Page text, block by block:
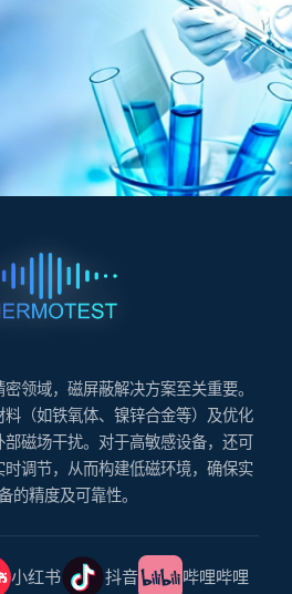
领域，磁屏蔽解决方案至关重要。
（如铁氧体、镍锌合金等）及优化
磁场干扰。对于高敏感设备，还可
调节，从而构建低磁环境，确保实
的精度及可靠性。
小红书 抖音 哔哩哔哩